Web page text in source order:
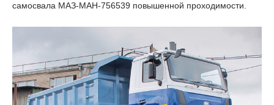
самосвала МАЗ-МАН-756539 повышенной проходимости.